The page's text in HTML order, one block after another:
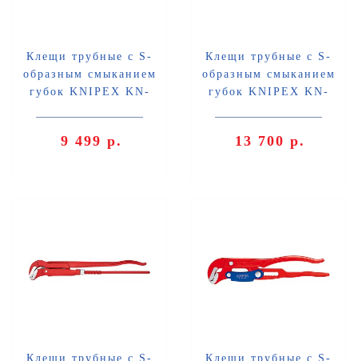
Клещи трубные с S-
образным смыканием
губок KNIPEX KN-
9 499 р.
Клещи трубные с S-
образным смыканием
губок KNIPEX KN-
13 700 р.
Клещи трубные с S- Клещи трубные с S-